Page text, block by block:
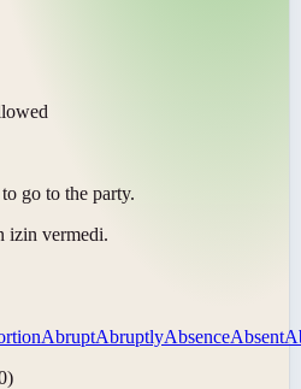
go to the party.
izin vermedi.
AbruptAbruptlyAbsenceAbsent